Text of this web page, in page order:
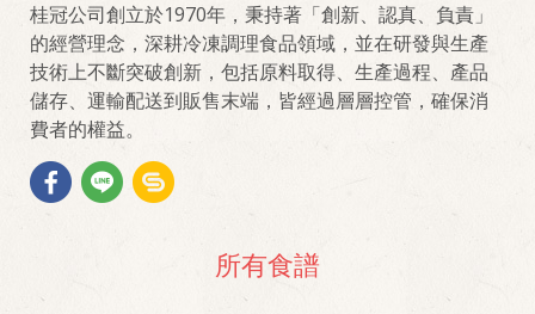
桂冠公司創立於1970年，秉持著「創新、認真、負責」
的經營理念，深耕冷凍調理食品領域，並在研發與生產
技術上不斷突破創新，包括原料取得、生產過程、產品
儲存、運輸配送到販售末端，皆經過層層控管，確保消
費者的權益。
所有食譜